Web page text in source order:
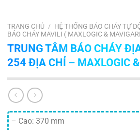
TRANG CHỦ / HỆ THỐNG BÁO CHÁY TỰ
BÁO CHÁY MAVILI ( MAXLOGIC &
TRUNG TÂM BÁO CHÁY
254 ĐỊA CHỈ – MAXLOGIC
– Cao: 370 mm